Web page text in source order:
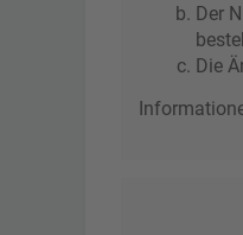
Der
Die